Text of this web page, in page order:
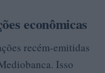
econômicas
recém-emitidas
Isso